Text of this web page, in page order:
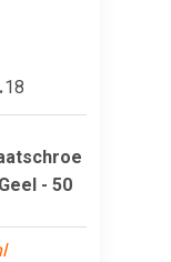
18
- 50